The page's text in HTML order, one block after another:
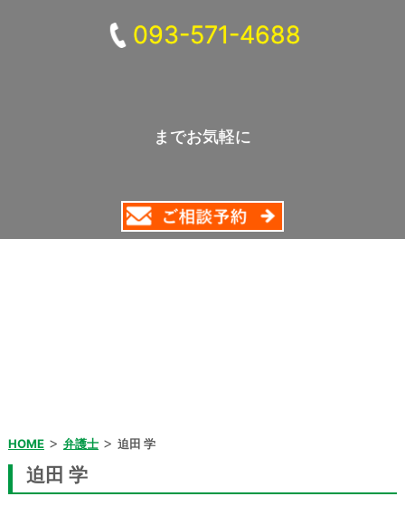
093-571-4688
までお気軽に
HOME> 弁護士> 迫田 学
迫田 学